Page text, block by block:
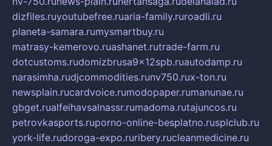
dizfiles.ruyoutubefree.ruaria-family.ruroadli.ru
planeta-samara.rumysmartbuy.ru
matrasy-kemerovo.ruashanet.rutrade-farm.ru
dotcustoms.rudomizbrusa9x12spb.ruautodamp.ru
narasimha.rudjcommodities.runv750.rux-ton.ru
newsplain.rucardvoice.rumodopaper.rumanunae.ru
gbget.rualfeihavsalnassr.rumadoma.rutajuncos.ru
petrovkasports.ruporno-online-besplatno.rusplclub.ru
york-life.rudoroga-expo.ruribery.rucleanmedicine.ru